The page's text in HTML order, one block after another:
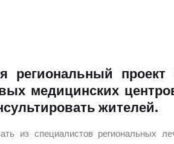
региональный
медицинских
жителей.
из специалистов региональных